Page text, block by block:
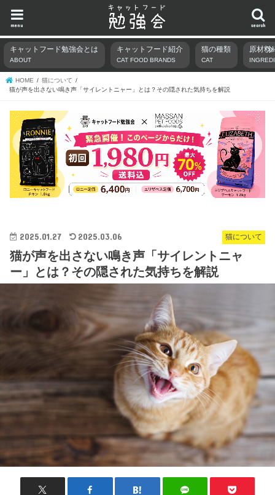
search
menu
キャットフード勉強会とは
ABOUT
キャットフード紹介
CAT FOOD BRANDS
猫の種類
CAT
原材料
HOME
猫について
猫が声を出さない鳴き声「サイレントニャー」とは？その隠された気持ちを解説
猫について
2025.01.27 2025.03.06
猫が声を出さない鳴き声「サイレントニャ
ー」とは？その隠された気持ちを解説